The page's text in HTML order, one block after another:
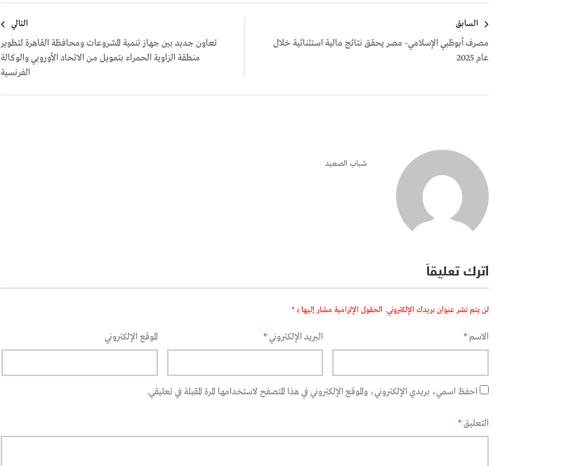
المقالات
السابق
مصرف أبوظبي الإسلامي- مصر يحقق نتائج مالية استثنائية خلال
عام 2025
التالي
تعاون جديد بين جهاز تنمية المشروعات ومحافظة القاهرة لتطوير
منطقة الزاوية الحمراء بتمويل من الاتحاد الأوروبي والوكالة
الفرنسية
شباب الصعيد
اترك تعليقاً
لن يتم نشر عنوان بريدك الإلكتروني. الحقول الإلزامية مشار إليها بـ *
الاسم* البريد الإلكتروني* الموقع الإلكتروني
احفظ اسمي، بريدي الإلكتروني، والموقع الإلكتروني في هذا المتصفح لاستخدامها المرة المقبلة في تعليقي.
التعليق*